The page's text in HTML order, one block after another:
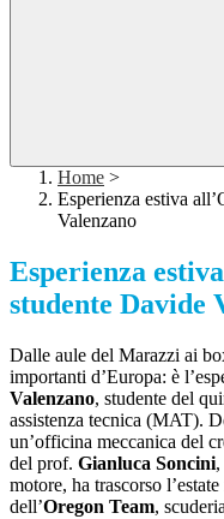
Home >
Esperienza estiva
Valenzano
Esperienza
studente Davide
Dalle aule del Marazzi ai
importanti d’Europa: è
Valenzano, studente del
assistenza tecnica (MAT).
un’officina meccanica del
del prof. Gianluca Soncini
motore, ha trascorso
dell’Oregon Team,